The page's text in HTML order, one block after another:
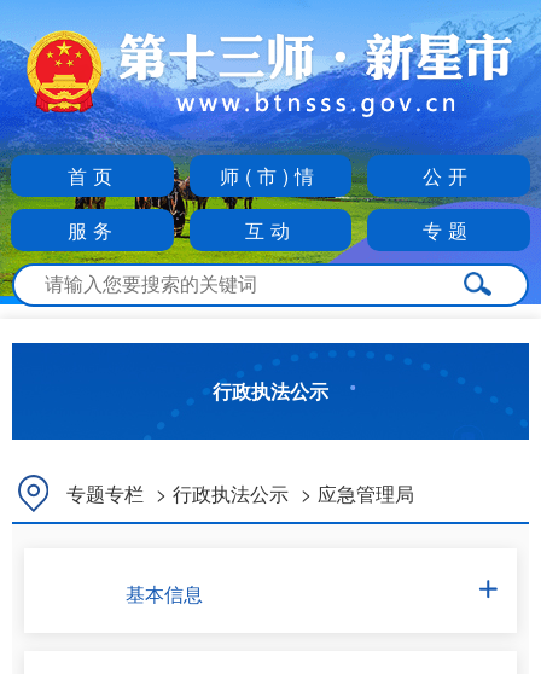
首页 师(市)情
公开
服务
互动 专题
行政执法公示
专题专栏 > 行政执法公示 > 应急管理局
基本信息 